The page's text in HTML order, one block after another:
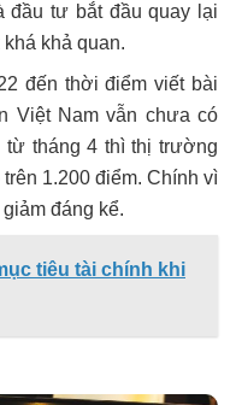
đầu tư bắt đầu quay lại
khả quan.
đến thời điểm viết bài
Việt Nam vẫn chưa có
tháng 4 thì thị trường
1.200 điểm. Chính vì
đáng kể.
tiêu tài chính khi